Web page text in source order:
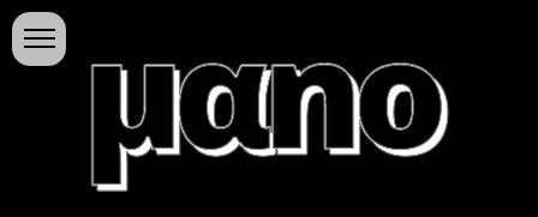
본문 바로가기
마노의 소행성